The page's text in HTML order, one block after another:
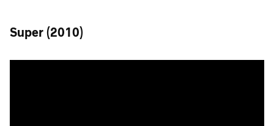
Super (2010)